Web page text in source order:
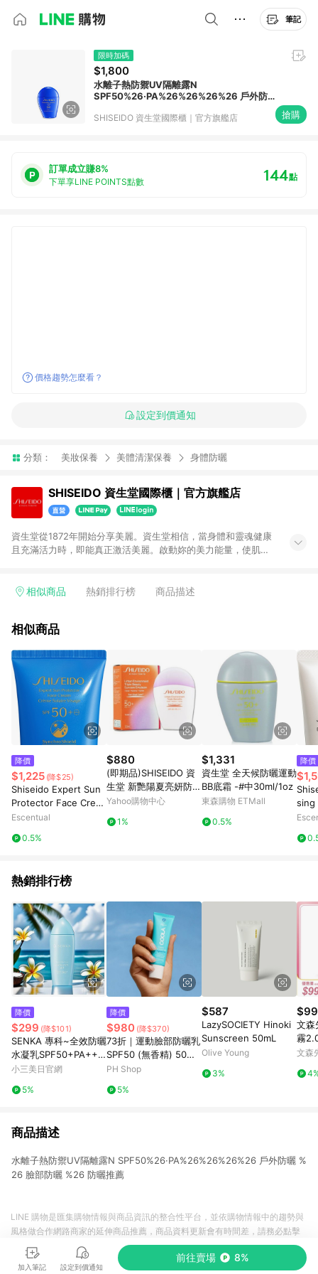
筆記
限時加碼
$1,800
水離子熱防禦UV隔離露N
SPF50%26·PA%26%26%26%26 戶外防曬
SHISEIDO 資生堂國際櫃｜官方旗艦店 搶購
訂單成立賺8%
下單享LINE POINTS點數 144點
價格趨勢怎麼看？
設定到價通知
分類： 美妝保養 美體清潔保養 身體防曬
SHISEIDO 資生堂國際櫃｜官方旗艦店
資生堂從1872年開始分享美麗。資生堂相信，當身體和靈魂健康
且充滿活力時，即能真正激活美麗。啟動妳的美力能量，使肌膚
質地，灌溉身體和靈魂。讓妳隨時隨地綻放美麗和自信。
相似商品 熱銷排行榜 商品描述
相似商品
降價
$1,225 (降$25)
Shiseido Expert Sun
Protector Face Crea
m SPF50+ 50ml
Escentual
0.5%
$880
(即期品)SHISEIDO 資
生堂 新艷陽夏亮妍防晒
妝前乳 30ML -會員禮
月）
Yahoo購物中心
1%
$1,331
資生堂 全天候防曬運動
BB底霜 -#中30ml/1oz
東森購物 ETMall
0.5%
降價
sing
熱銷排行榜
降價
$299 (降$101)
SENKA 專科~全效防曬
水凝乳SPF50+PA+++
+(80ml) 日常防曬首選
小三美日官網
5%
降價
$980 (降$370)
73折｜運動臉部防曬乳
SPF50 (無香精) 50ml
- COOLA
PH Shop
5%
$587
LazySOCIETY Hinoki
Sunscreen 50mL
Olive Young
3%
文森
霧
｜超
勻
文森
商品描述
水離子熱防禦UV隔離露N SPF50%26·PA%26%26%26%26 戶外防曬 %
26 臉部防曬 %26 防曬推薦
加入筆記 設定到價通知
前往賣場 8%
LINE 購物是匯集購物情報與商品資訊的整合性平台，並依購物情報中的趨勢與
風格做合作網路商家的延伸商品推薦，商品資料更新會有時間差，請務必點擊
商品至各合作網路商家，確認現售價與購物條件，一切資訊以合作廠商網頁為
準。